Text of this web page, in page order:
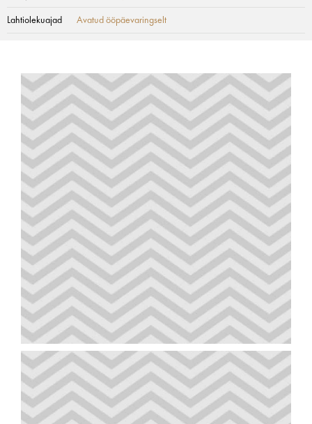
Lahtiolekuajad Avatud ööpäevaringselt